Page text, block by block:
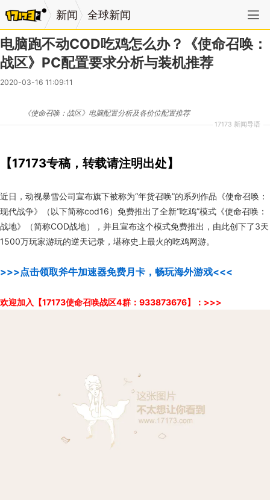
新闻 全球新闻
电脑跑不动COD吃鸡怎么办？《使命召唤：
战区》PC配置要求分析与装机推荐
2020-03-16 11:09:11
17173 新闻导语
《使命召唤：战区》电脑配置分析及各价位配置推荐
【17173专稿，转载请注明出处】
近日，动视暴雪公司宣布旗下被称为“年货召唤”的系列作品《使命召唤：
现代战争》
（以下简称cod16）免费推出了全新“吃鸡”模式《使命召唤：
战地》（简称COD战地），并且宣布这个模式免费推出，由此创下了3天
1500万玩家游玩的逆天记录，堪称史上最火的吃鸡网游。
>>>点击领取斧牛加速器免费月卡，畅玩海外游戏<<<
欢迎加入【17173使命召唤战区4群：933873676】：>>>